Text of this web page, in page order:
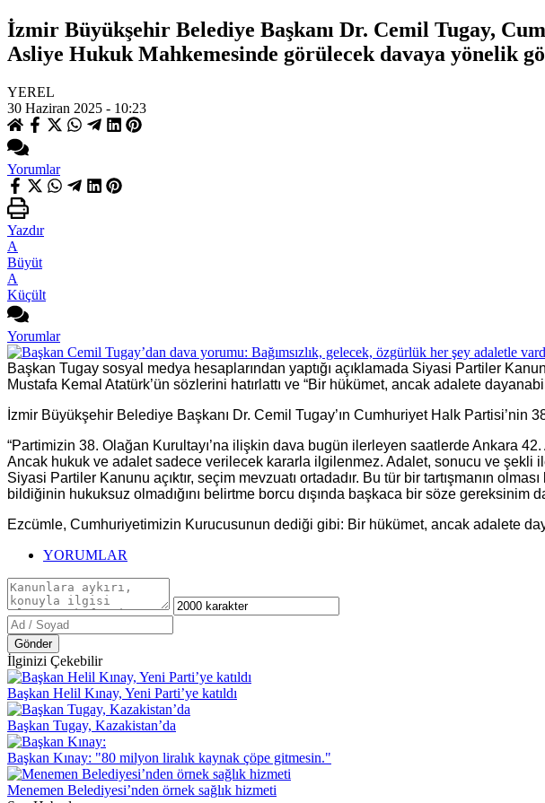
İzmir Büyükşehir Belediye Başkanı Dr. Cemil Tugay,
Asliye Hukuk Mahkemesinde görülecek davaya yönelik
YEREL
30 Haziran 2025 - 10:23
Yorumlar
Yazdır
A
Büyüt
A
Küçült
Yorumlar
Başkan Tugay sosyal medya hesaplarından yaptığı açıklamada Siyasi Partiler
Mustafa Kemal Atatürk’ün sözlerini hatırlattı ve “Bir hükümet, ancak adalete
İzmir Büyükşehir Belediye Başkanı Dr. Cemil Tugay’ın Cumhuriyet Halk Partisi’nin
“Partimizin 38. Olağan Kurultayı’na ilişkin dava bugün ilerleyen saatlerde Ankara
Ancak hukuk ve adalet sadece verilecek kararla ilgilenmez. Adalet, sonucu ve şekli
Siyasi Partiler Kanunu açıktır, seçim mevzuatı ortadadır. Bu tür bir tartışmanın
bildiğinin hukuksuz olmadığını belirtme borcu dışında başkaca bir söze gereksinim
Ezcümle, Cumhuriyetimizin Kurucusunun dediği gibi: Bir hükümet, ancak adalete
YORUMLAR
Gönder
İlginizi Çekebilir
Başkan Helil Kınay, Yeni Parti’ye katıldı
Başkan Tugay, Kazakistan’da
Başkan Kınay: "80 milyon liralık kaynak çöpe gitmesin."
Menemen Belediyesi’nden örnek sağlık hizmeti